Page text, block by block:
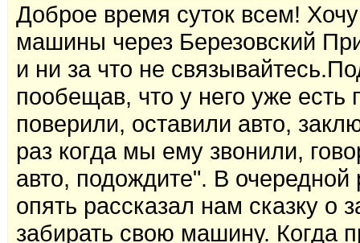
Доброе время суток всем!
машины через Березовский
и ни за что не
пообещав, что у него уже есть
поверили, оставили авто,
раз когда мы ему звонили,
авто, подождите". В очередной
опять рассказал нам сказку о
забирать свою машину. Когда